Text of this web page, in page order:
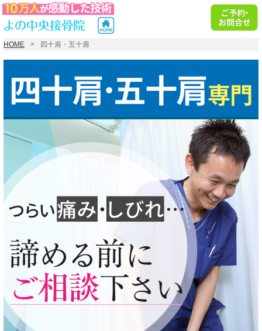
HOME 四十肩・五十肩